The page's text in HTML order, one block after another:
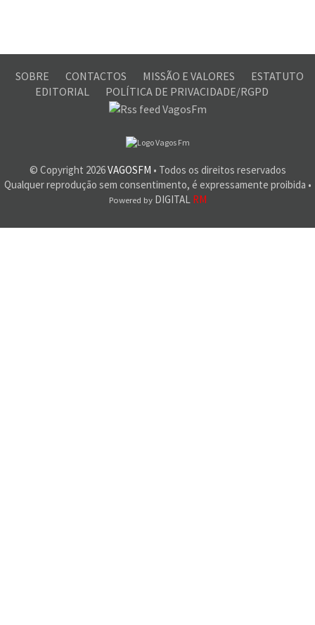
SOBRE CONTACTOS MISSÃO E VALORES
ESTATUTO
EDITORIAL
POLÍTICA DE PRIVACIDADE/RGPD
© Copyright 2026VAGOSFM • Todos os direitos reservados
Qualquer reprodução sem consentimento, é expressamente proibida •
Powered byDIGITAL RM